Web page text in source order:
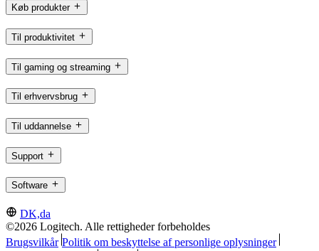
Køb produkter
Til produktivitet
Til gaming og streaming
Til erhvervsbrug
Til uddannelse
Support
Software
DK,da
©2026 Logitech. Alle rettigheder forbeholdes
Brugsvilkår Politik om beskyttelse af personlige oplysninger